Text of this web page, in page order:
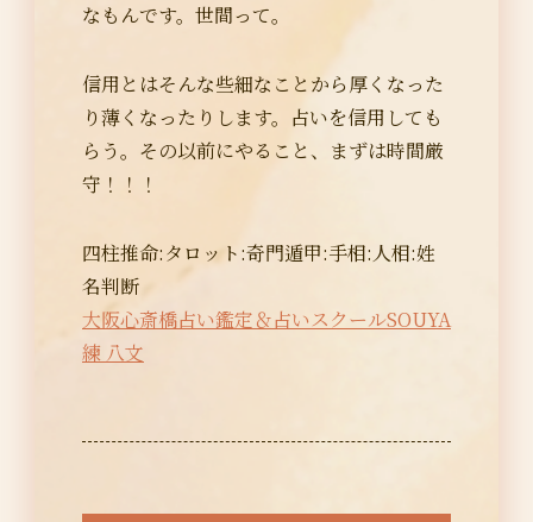
なもんです。世間って。
信用とはそんな些細なことから厚くなった
り薄くなったりします。占いを信用しても
らう。その以前にやること、まずは時間厳
守！！！
四柱推命:タロット:奇門遁甲:手相:人相:姓
名判断
大阪心斎橋占い鑑定＆占いスクールSOUYA
練 八文